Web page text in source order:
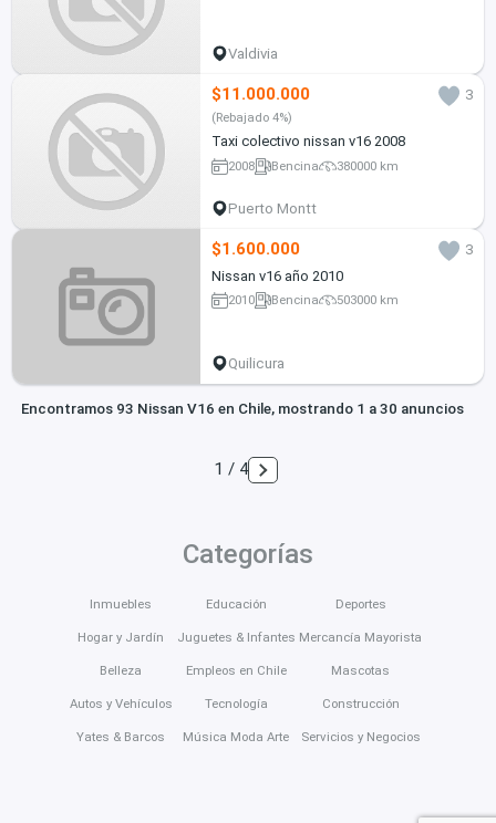
Valdivia
$11.000.000 3
(Rebajado 4%)
Taxi colectivo nissan v16 2008
2008 Bencina 380000 km
Puerto Montt
$1.600.000
3
Nissan v16 año 2010
2010 Bencina 503000 km
Quilicura
Encontramos 93 Nissan V16 en Chile, mostrando 1 a 30 anuncios
1 / 4
Categorías
Inmuebles
Hogar y Jardín
Belleza
Autos y Vehículos
Yates & Barcos
Educación
Juguetes & Infantes
Empleos en Chile
Tecnología
Música Moda Arte
Deportes
Mercancía Mayorista
Mascotas
Construcción
Servicios y Negocios